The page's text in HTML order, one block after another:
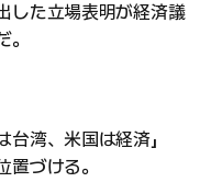
した立場表明が経済議
湾、米国は経済」
づける。